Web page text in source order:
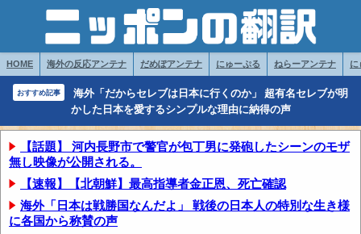
HOME 海外の反応アンテナ だめぽアンテナ にゅーぷる ねらーアンテナ に
おすすめ記事
海外「だからセレブは日本に行くのか」 超有名セレブが明
かした日本を愛するシンプルな理由に納得の声
【話題】 河内長野市で警官が包丁男に発砲したシーンのモザ
無し映像が公開される。
【速報】【北朝鮮】最高指導者金正恩、死亡確認
海外「日本は戦勝国なんだよ」 戦後の日本人の特別な生き様
に各国から称賛の声